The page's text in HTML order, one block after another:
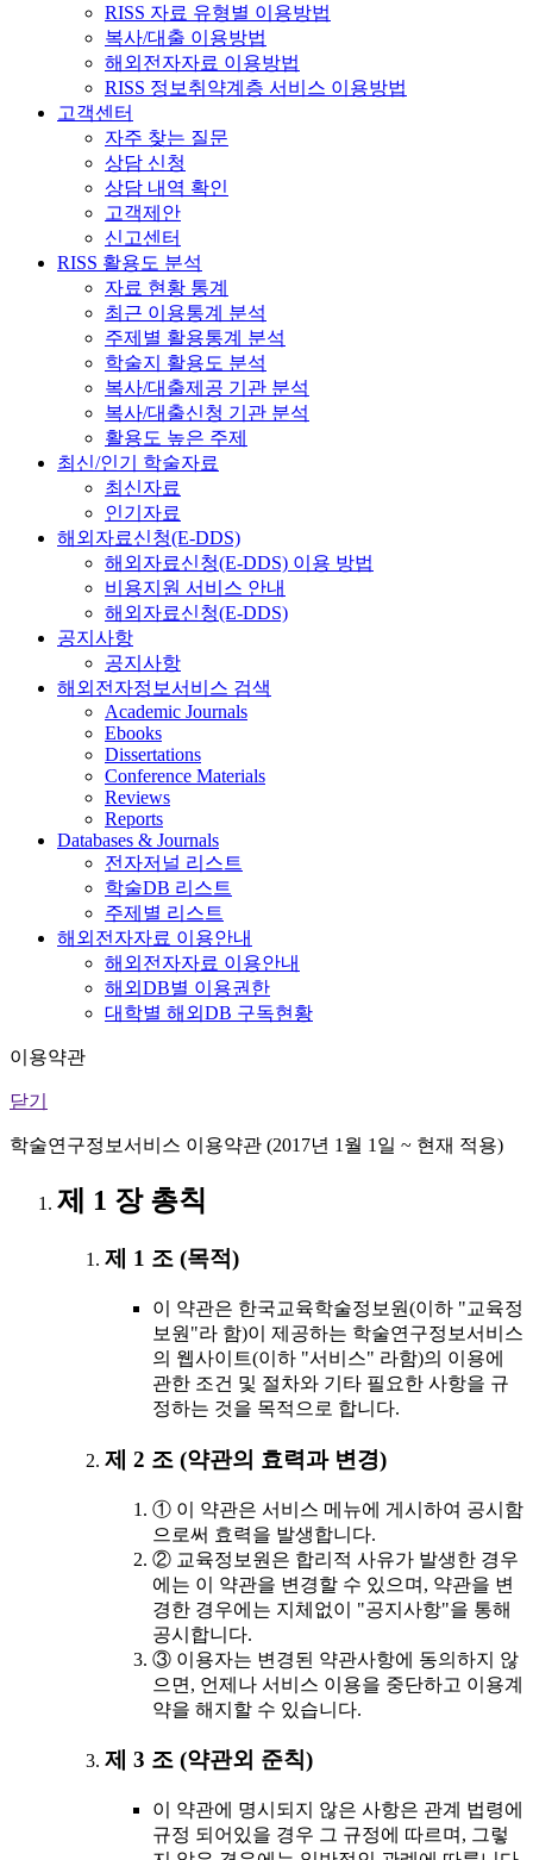
RISS 자료 유형별 이용방법
복사/대출 이용방법
해외전자자료 이용방법
RISS 정보취약계층 서비스 이용방법
고객센터
자주 찾는 질문
상담 신청
상담 내역 확인
고객제안
신고센터
RISS 활용도 분석
자료 현황 통계
최근 이용통계 분석
주제별 활용통계 분석
학술지 활용도 분석
복사/대출제공 기관 분석
복사/대출신청 기관 분석
활용도 높은 주제
최신/인기 학술자료
최신자료
인기자료
해외자료신청(E-DDS)
해외자료신청(E-DDS) 이용 방법
비용지원 서비스 안내
해외자료신청(E-DDS)
공지사항
공지사항
해외전자정보서비스 검색
Academic Journals
Ebooks
Dissertations
Conference Materials
Reviews
Reports
Databases & Journals
전자저널 리스트
학술DB 리스트
주제별 리스트
해외전자자료 이용안내
해외전자자료 이용안내
해외DB별 이용권한
대학별 해외DB 구독현황
이용약관
닫기
학술연구정보서비스 이용약관 (2017년 1월 1일 ~ 현재 적용)
제 1 장 총칙
제 1 조 (목적)
이 약관은 한국교육학술정보원(이하 "교육정
보원"라 함)이 제공하는 학술연구정보서비스
의 웹사이트(이하 "서비스" 라함)의 이용에
관한 조건 및 절차와 기타 필요한 사항을 규
정하는 것을 목적으로 합니다.
제 2 조 (약관의 효력과 변경)
① 이 약관은 서비스 메뉴에 게시하여 공시함
으로써 효력을 발생합니다.
② 교육정보원은 합리적 사유가 발생한 경우
에는 이 약관을 변경할 수 있으며, 약관을 변
경한 경우에는 지체없이 "공지사항"을 통해
공시합니다.
③ 이용자는 변경된 약관사항에 동의하지 않
으면, 언제나 서비스 이용을 중단하고 이용계
약을 해지할 수 있습니다.
제 3 조 (약관외 준칙)
이 약관에 명시되지 않은 사항은 관계 법령에
규정 되어있을 경우 그 규정에 따르며, 그렇